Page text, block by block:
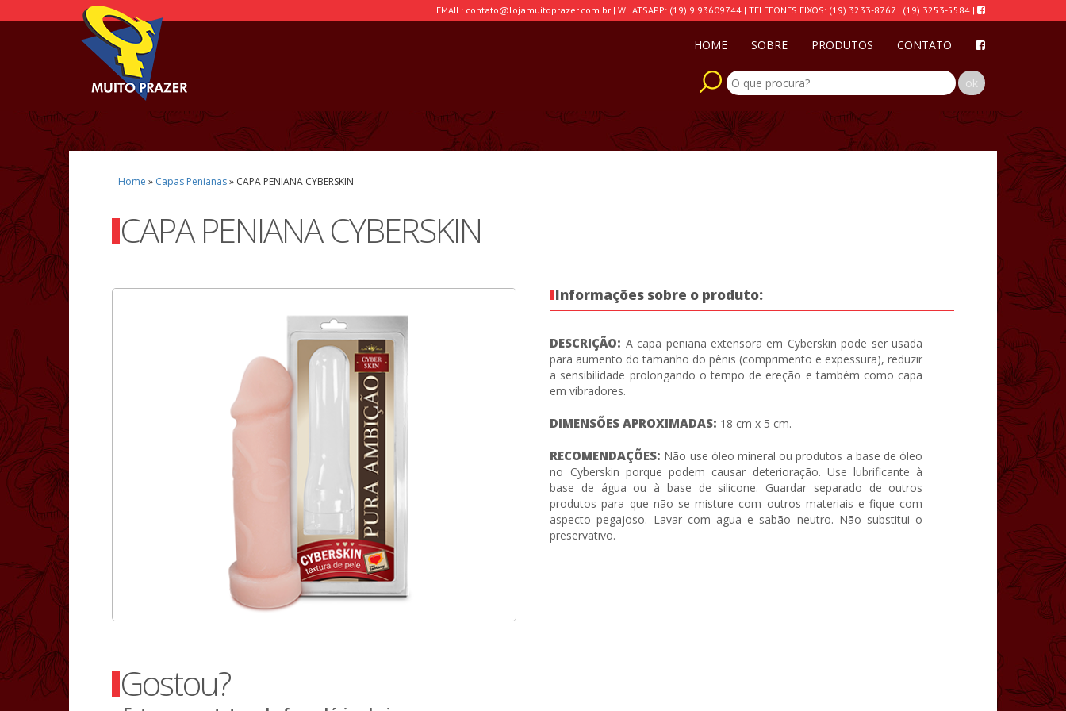
EMAIL: contato@lojamuitoprazer.com.br | WHATSAPP: (19) 9 93609744 | TELEFONES FIXOS: (19) 3233-8767 | (19) 3253-5584 |
CONTATO
PRODUTOS
SOBRE
HOME
Home » Capas Penianas» CAPA PENIANA CYBERSKIN
CAPA PENIANA CYBERSKIN
Informações sobre o produto:
DESCRIÇÃO: A capa peniana extensora em Cyberskin pode ser usada
para aumento do tamanho do pênis (comprimento e expessura), reduzir
a sensibilidade prolongando o tempo de ereção e também como capa
em vibradores.
DIMENSÕES APROXIMADAS: 18 cm x 5 cm.
RECOMENDAÇÕES: Não use óleo mineral ou produtos a base de óleo
no Cyberskin porque podem causar deterioração. Use lubrificante à
base de água ou à base de silicone. Guardar separado de outros
produtos para que não se misture com outros materiais e fique com
aspecto pegajoso. Lavar com agua e sabão neutro. Não substitui o
preservativo.
Gostou?